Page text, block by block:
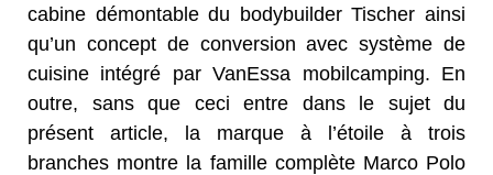
cabine démontable du bodybuilder Tischer ainsi
qu’un concept de conversion avec système de
cuisine intégré par VanEssa mobilcamping. En
outre, sans que ceci entre dans le sujet du
présent article, la marque à l’étoile à trois
branches montre la famille complète Marco Polo